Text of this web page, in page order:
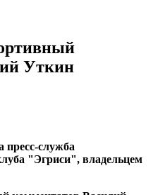
Уткин
служба
"Эгриси", владельцем